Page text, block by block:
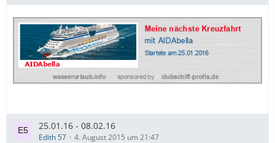
25.01.16 - 08.02.16
Edith 57 4. August 2015 um 21:47